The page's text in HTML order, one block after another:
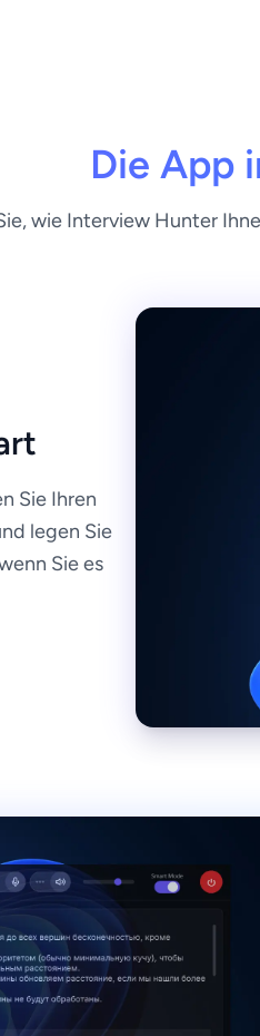
Die App
wie Interview Hunter
Sie Ihren
legen Sie
Sie es